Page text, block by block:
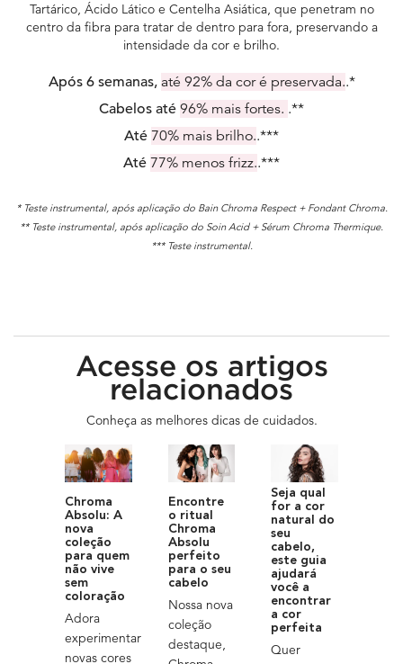
Tartárico, Ácido Lático e Centelha Asiática, que penetram no
centro da fibra para tratar de dentro para fora, preservando a
intensidade da cor e brilho.
Após 6 semanas, até 92% da cor é preservada..*
Cabelos até 96% mais fortes. .**
Até 70% mais brilho..***
Até 77% menos frizz..***
* Teste instrumental, após aplicação do Bain Chroma Respect + Fondant Chroma.
** Teste instrumental, após aplicação do Soin Acid + Sérum Chroma Thermique.
*** Teste instrumental.
Acesse os artigos
relacionados
Conheça as melhores dicas de cuidados.
Chroma
Absolu: A
nova
coleção
para quem
não vive
sem
coloração
Adora
experimentar
novas cores
Encontre
o ritual
Chroma
Absolu
perfeito
para o seu
cabelo
Nossa nova
coleção
destaque,
Seja qual
for a cor
natural do
seu
cabelo,
este guia
ajudará
você a
encontrar
a cor
perfeita
Quer